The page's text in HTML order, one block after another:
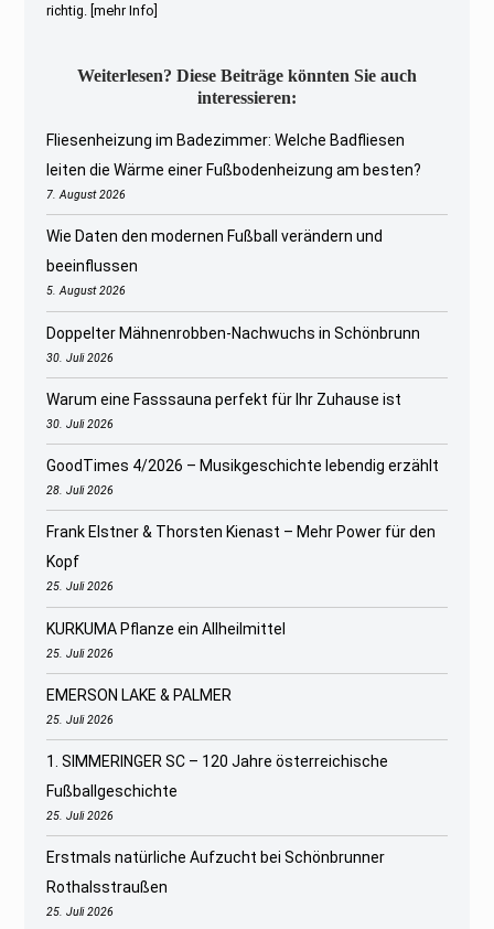
richtig. [mehr Info]
Weiterlesen? Diese Beiträge könnten Sie auch
interessieren:
Fliesenheizung im Badezimmer: Welche Badfliesen
leiten die Wärme einer Fußbodenheizung am besten?
7. August 2026
Wie Daten den modernen Fußball verändern und
beeinflussen
5. August 2026
Doppelter Mähnenrobben-Nachwuchs in Schönbrunn
30. Juli 2026
Warum eine Fasssauna perfekt für Ihr Zuhause ist
30. Juli 2026
GoodTimes 4/2026 – Musikgeschichte lebendig erzählt
28. Juli 2026
Frank Elstner & Thorsten Kienast – Mehr Power für den
Kopf
25. Juli 2026
KURKUMA Pflanze ein Allheilmittel
25. Juli 2026
EMERSON LAKE & PALMER
25. Juli 2026
1. SIMMERINGER SC – 120 Jahre österreichische
Fußballgeschichte
25. Juli 2026
Erstmals natürliche Aufzucht bei Schönbrunner
Rothalsstraußen
25. Juli 2026